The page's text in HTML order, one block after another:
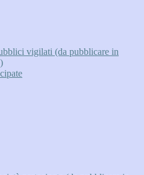
vigilati (da pubblicare in